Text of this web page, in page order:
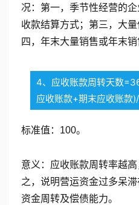
况：第一，季节性经营的
收款结算方式；第三，大
四，年末大量销售或年末销
4、应收账款周转天数
应收账款+期末应收账款
标准值：100。
意义：应收账款周转率越
之，说明营运资金过多呆
资金周转及偿债能力。